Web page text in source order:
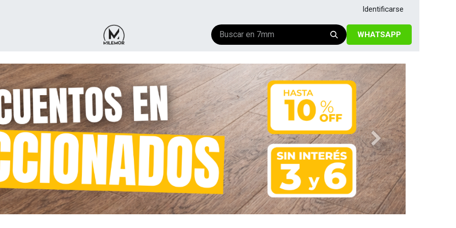
Identificarse
WHATSAPP
Siguiente